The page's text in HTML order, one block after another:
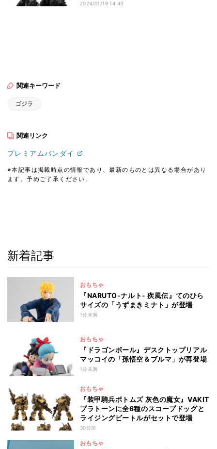
2024/01/19 14:43
関連キーワード
ゴジラ
関連リンク
プレミアムバンダイ
※本記事は掲載時点の情報であり、最新のものとは異なる場合があり
ます。予めご了承ください。
新着記事
おもちゃ
『NARUTO-ナルト- 疾風伝』てのひら
サイズの「うずまきミナト」が登場
1分未満
おもちゃ
『ドラゴンボール』デスクトップリアル
マッコイの「孫悟空＆ブルマ」が再登場
1分未満
おもちゃ
『装甲騎兵ボトムズ 灰色の魔女』VAKIT
プラトーンに全6種のスコープドッグと
ライジングビートルがセットで登場
30分前
おもちゃ